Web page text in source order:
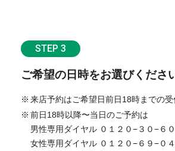
STEP 3
ご希望の日時をお選びくださ
来店予約はご希望日前日18時までの受
前日18時以降〜当日のご予約は
男性専用ダイヤル ０１２０−３０−６０
女性専用ダイヤル ０１２０−６９−０